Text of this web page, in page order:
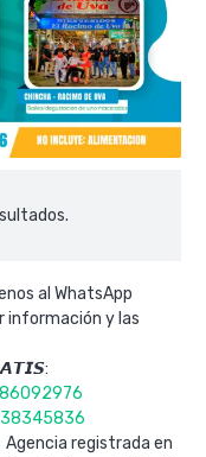
al WhatsApp
y las
Agencia registrada en